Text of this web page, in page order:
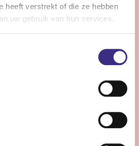
heeft verstrekt of die ze hebben
uw gebruik van hun services.
Bepaalde tijd
en bewoners.
Bekijk vacature